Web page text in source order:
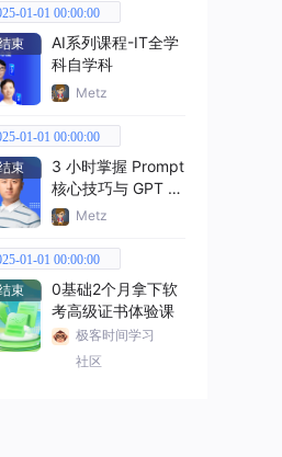
01-01 00:00:00
束
AI系列课程-IT全学
科自学科
Metz
01-01 00:00:00
束
3 小时掌握 Prompt
核心技巧与 GPT 技
术理论
Metz
01-01 00:00:00
束
0基础2个月拿下软
考高级证书体验课
极客时间学习
社区